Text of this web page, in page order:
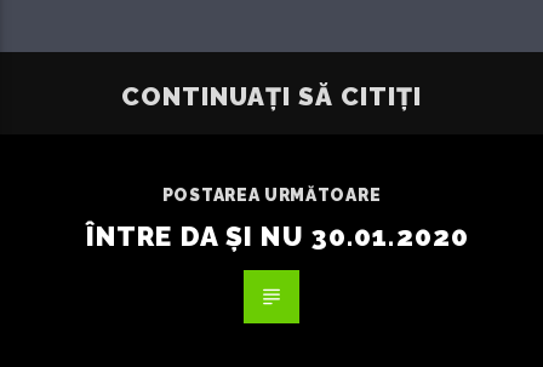
CONTINUAȚI SĂ CITIȚI
POSTAREA URMĂTOARE
ÎNTRE DA ȘI NU 30.01.2020